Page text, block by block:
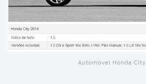
Automóvel Honda City